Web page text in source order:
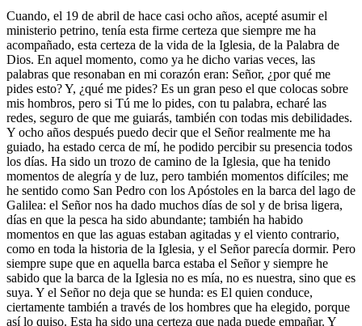
Cuando, el 19 de abril de hace casi ocho años, acepté asumir el
ministerio petrino, tenía esta firme certeza que siempre me ha
acompañado, esta certeza de la vida de la Iglesia, de la Palabra de
Dios. En aquel momento, como ya he dicho varias veces, las
palabras que resonaban en mi corazón eran: Señor, ¿por qué me
pides esto? Y, ¿qué me pides? Es un gran peso el que colocas sobre
mis hombros, pero si Tú me lo pides, con tu palabra, echaré las
redes, seguro de que me guiarás, también con todas mis debilidades.
Y ocho años después puedo decir que el Señor realmente me ha
guiado, ha estado cerca de mí, he podido percibir su presencia todos
los días. Ha sido un trozo de camino de la Iglesia, que ha tenido
momentos de alegría y de luz, pero también momentos difíciles; me
he sentido como San Pedro con los Apóstoles en la barca del lago de
Galilea: el Señor nos ha dado muchos días de sol y de brisa ligera,
días en que la pesca ha sido abundante; también ha habido
momentos en que las aguas estaban agitadas y el viento contrario,
como en toda la historia de la Iglesia, y el Señor parecía dormir. Pero
siempre supe que en aquella barca estaba el Señor y siempre he
sabido que la barca de la Iglesia no es mía, no es nuestra, sino que es
suya. Y el Señor no deja que se hunda: es El quien conduce,
ciertamente también a través de los hombres que ha elegido, porque
así lo quiso. Esta ha sido una certeza que nada puede empañar. Y